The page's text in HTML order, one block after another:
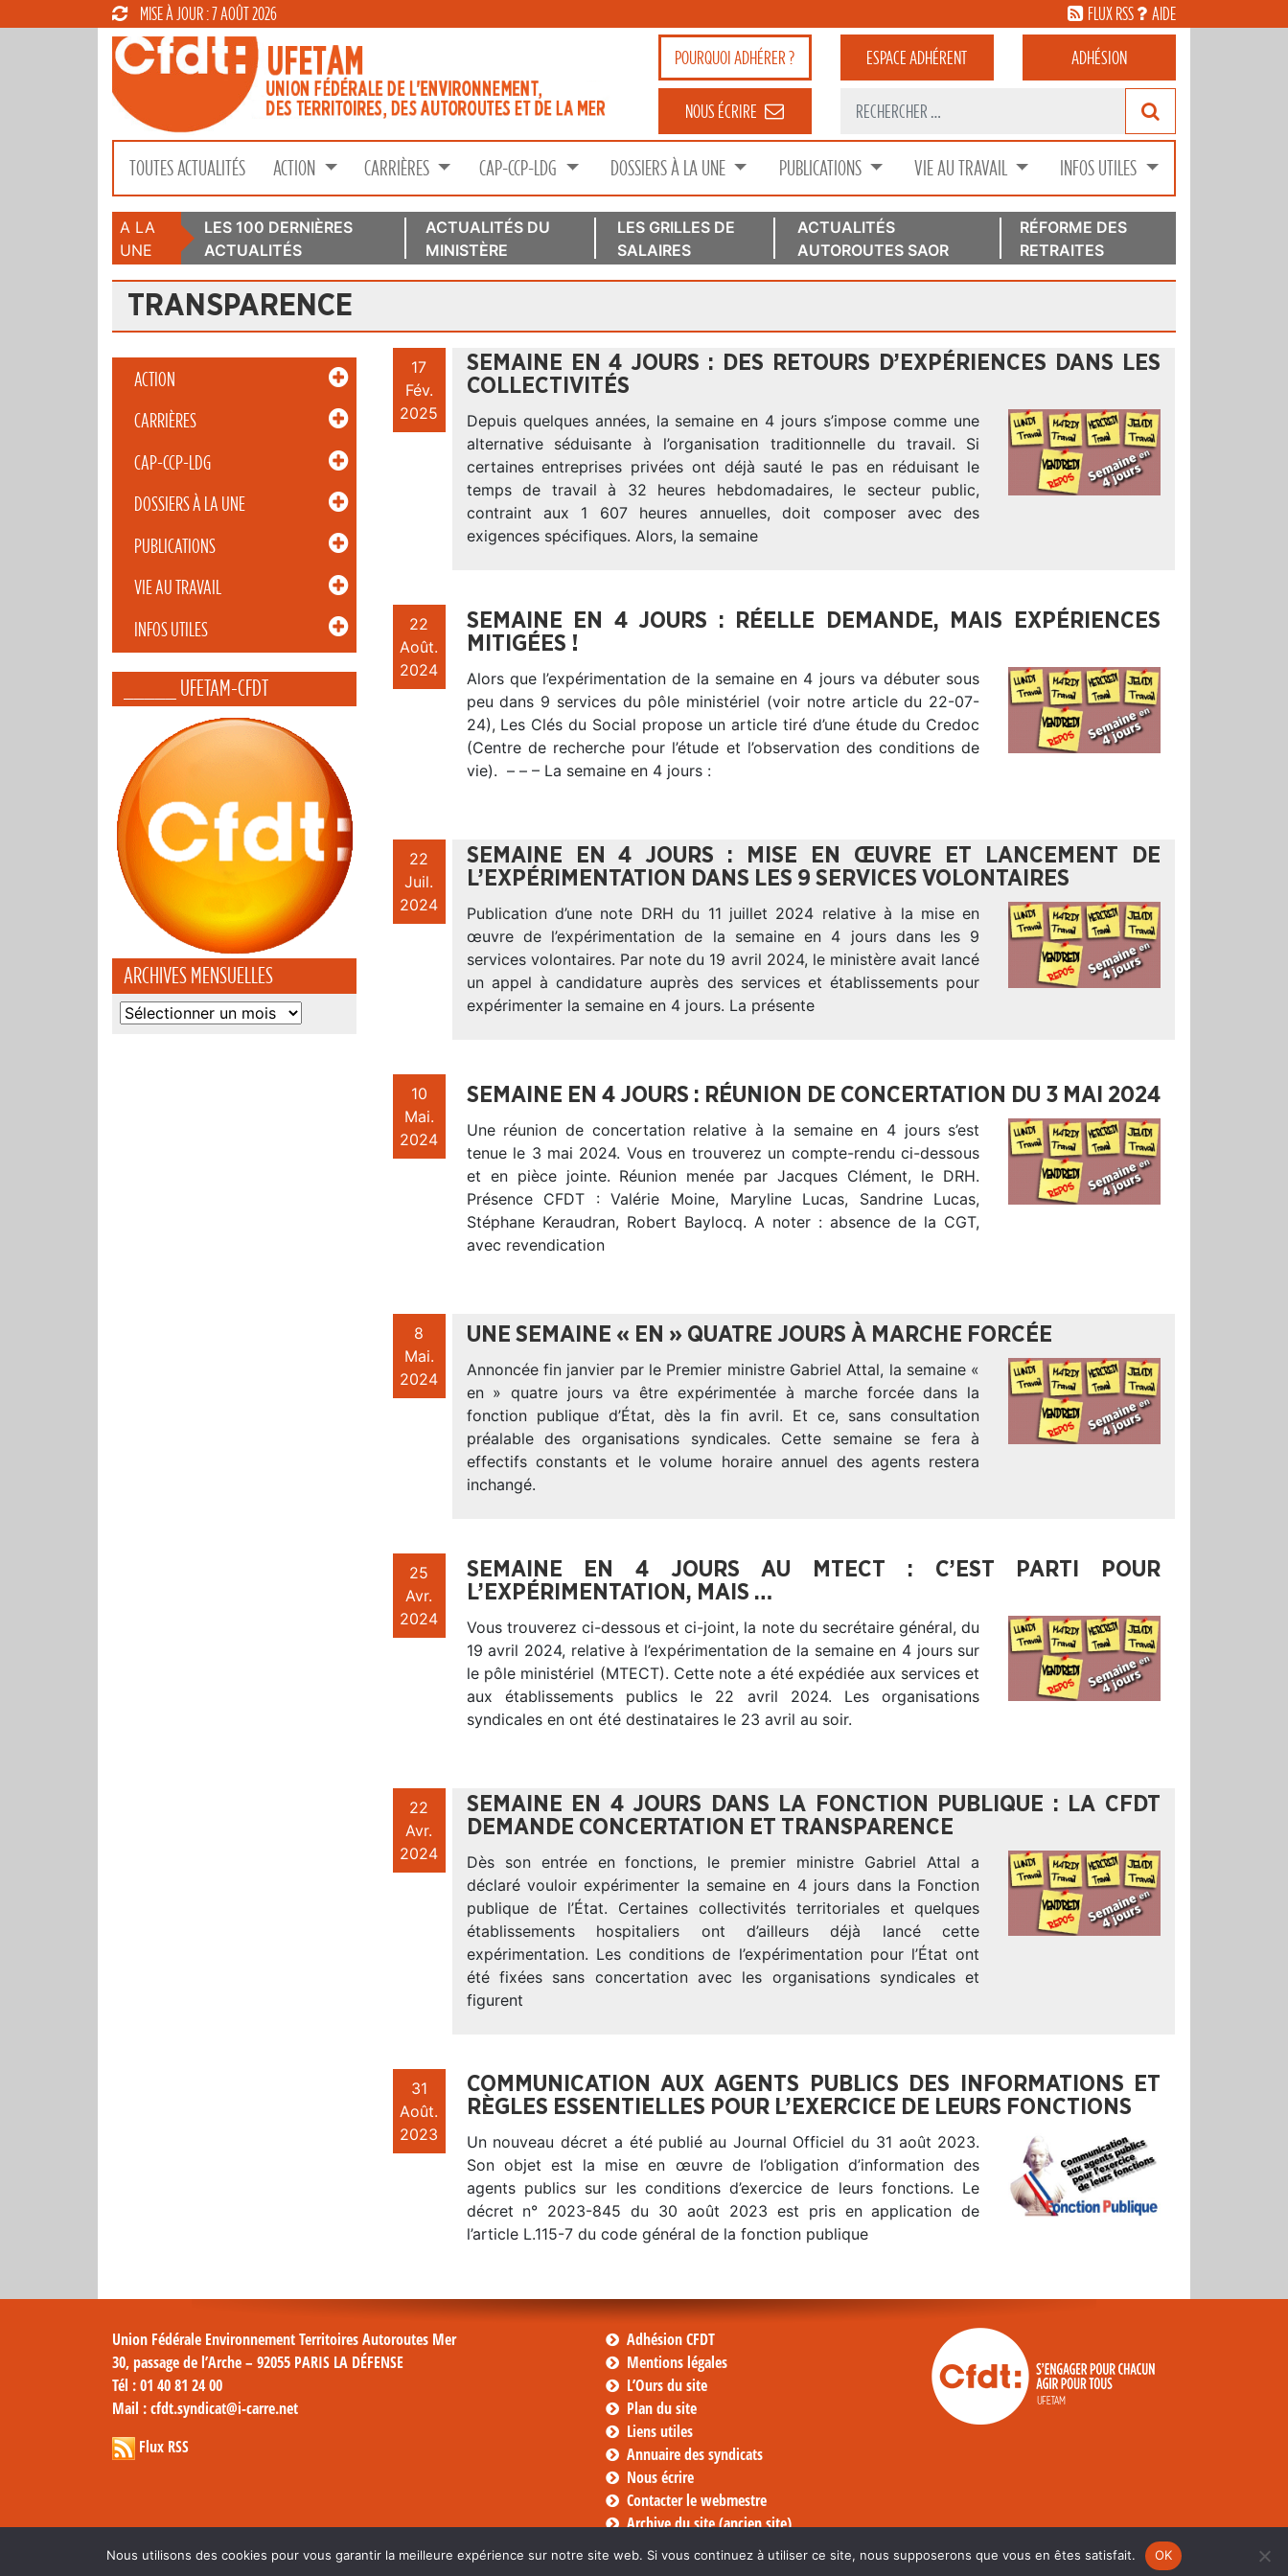
MISE À JOUR : 7 AOÛT 2026 FLUX RSS AIDE
POURQUOIADHÉRER ? ESPACEADHÉRENT ADHÉSION
NOUS ÉCRIRE
TOUTES ACTUALITÉS ACTION CARRIÈRES CAP-CCP-LDG DOSSIERS À LA UNE PUBLICATIONS VIE AU TRAVAIL INFOS UTILES
A LA
UNE
LES 100 DERNIÈRES
ACTUALITÉS
ACTUALITÉS DU
MINISTÈRE
LES GRILLES DE
SALAIRES
ACTUALITÉS
AUTOROUTES SAOR
RÉFORME DES
RETRAITES
TRANSPARENCE
ACTION
CARRIÈRES
CAP-CCP-LDG
DOSSIERS À LA UNE
PUBLICATIONS
VIE AU TRAVAIL
INFOS UTILES
_____ UFETAM-CFDT
ARCHIVES MENSUELLES
Archives
17
Fév.
2025
SEMAINE EN 4 JOURS : DES RETOURS D’EXPÉRIENCES DANS LES
COLLECTIVITÉS
Depuis quelques années, la semaine en 4 jours s’impose comme une
alternative séduisante à l’organisation traditionnelle du travail. Si
certaines entreprises privées ont déjà sauté le pas en réduisant le
temps de travail à 32 heures hebdomadaires, le secteur public,
contraint aux 1 607 heures annuelles, doit composer avec des
exigences spécifiques. Alors, la semaine
22
Août.
2024
SEMAINE EN 4 JOURS : RÉELLE DEMANDE, MAIS EXPÉRIENCES
MITIGÉES !
Alors que l’expérimentation de la semaine en 4 jours va débuter sous
peu dans 9 services du pôle ministériel (voir notre article du 22-07-
24), Les Clés du Social propose un article tiré d’une étude du Credoc
(Centre de recherche pour l’étude et l’observation des conditions de
vie). – – – La semaine en 4 jours :
22
Juil.
2024
SEMAINE EN 4 JOURS : MISE EN ŒUVRE ET LANCEMENT DE
L’EXPÉRIMENTATION DANS LES 9 SERVICES VOLONTAIRES
Publication d’une note DRH du 11 juillet 2024 relative à la mise en
œuvre de l’expérimentation de la semaine en 4 jours dans les 9
services volontaires. Par note du 19 avril 2024, le ministère avait lancé
un appel à candidature auprès des services et établissements pour
expérimenter la semaine en 4 jours. La présente
10
Mai.
2024
SEMAINE EN 4 JOURS : RÉUNION DE CONCERTATION DU 3 MAI 2024
Une réunion de concertation relative à la semaine en 4 jours s’est
tenue le 3 mai 2024. Vous en trouverez un compte-rendu ci-dessous
et en pièce jointe. Réunion menée par Jacques Clément, le DRH.
Présence CFDT : Valérie Moine, Maryline Lucas, Sandrine Lucas,
Stéphane Keraudran, Robert Baylocq. A noter : absence de la CGT,
avec revendication
8
Mai.
2024
UNE SEMAINE « EN » QUATRE JOURS À MARCHE FORCÉE
Annoncée fin janvier par le Premier ministre Gabriel Attal, la semaine «
en » quatre jours va être expérimentée à marche forcée dans la
fonction publique d’État, dès la fin avril. Et ce, sans consultation
préalable des organisations syndicales. Cette semaine se fera à
effectifs constants et le volume horaire annuel des agents restera
inchangé.
25
Avr.
2024
SEMAINE EN 4 JOURS AU MTECT : C’EST PARTI POUR
L’EXPÉRIMENTATION, MAIS …
Vous trouverez ci-dessous et ci-joint, la note du secrétaire général, du
19 avril 2024, relative à l’expérimentation de la semaine en 4 jours sur
le pôle ministériel (MTECT). Cette note a été expédiée aux services et
aux établissements publics le 22 avril 2024. Les organisations
syndicales en ont été destinataires le 23 avril au soir.
22
Avr.
2024
SEMAINE EN 4 JOURS DANS LA FONCTION PUBLIQUE : LA CFDT
DEMANDE CONCERTATION ET TRANSPARENCE
Dès son entrée en fonctions, le premier ministre Gabriel Attal a
déclaré vouloir expérimenter la semaine en 4 jours dans la Fonction
publique de l’État. Certaines collectivités territoriales et quelques
établissements hospitaliers ont d’ailleurs déjà lancé cette
expérimentation. Les conditions de l’expérimentation pour l’État ont
été fixées sans concertation avec les organisations syndicales et
figurent
31
Août.
2023
COMMUNICATION AUX AGENTS PUBLICS DES INFORMATIONS ET
RÈGLES ESSENTIELLES POUR L’EXERCICE DE LEURS FONCTIONS
Un nouveau décret a été publié au Journal Officiel du 31 août 2023.
Son objet est la mise en œuvre de l’obligation d’information des
agents publics sur les conditions d’exercice de leurs fonctions. Le
décret n° 2023-845 du 30 août 2023 est pris en application de
l’article L.115-7 du code général de la fonction publique
Union Fédérale Environnement Territoires Autoroutes Mer
30, passage de l’Arche – 92055 PARIS LA DÉFENSE
Tél : 01 40 81 24 00
Mail : cfdt.syndicat@i-carre.net
Flux RSS
Adhésion CFDT
Mentions légales
L’Ours du site
Plan du site
Liens utiles
Annuaire des syndicats
Nous écrire
Contacter le webmestre
Archive du site (ancien site)
Nous utilisons des cookies pour vous garantir la meilleure expérience sur notre site web. Si vous continuez à utiliser ce site, nous supposerons que vous en êtes satisfait. OK